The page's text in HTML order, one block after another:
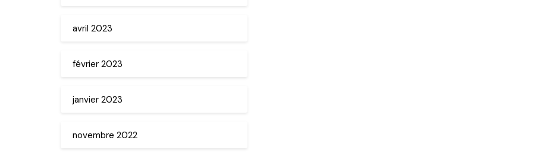
avril 2023
février 2023
janvier 2023
novembre 2022